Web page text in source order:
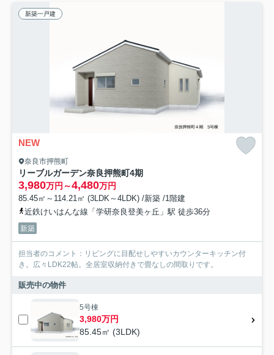
新築一戸建
NEW
奈良市押熊町
リーブルガーデン奈良押熊町4期
3,980万円～4,480万円
85.45㎡～114.21㎡ (3LDK～4LDK) /新築 /1階建
近鉄けいはんな線「学研奈良登美ヶ丘」駅 徒歩36分
新築
担当者のコメント：リビングに目配せしやすいカウンターキッチン付
き。広々LDK22帖。全居室収納付きで畳なしの間取りです。
販売中の物件
5号棟
3,980万円
85.45㎡ (3LDK)